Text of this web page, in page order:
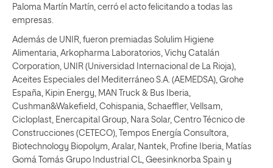
Paloma Martín Martín, cerró el acto felicitando a todas las
empresas.
Además de UNIR, fueron premiadas Solulim Higiene
Alimentaria, Arkopharma Laboratorios, Vichy Catalán
Corporation, UNIR (Universidad Internacional de La Rioja),
Aceites Especiales del Mediterráneo S.A. (AEMEDSA), Grohe
España, Kipin Energy, MAN Truck & Bus Iberia,
Cushman&Wakefield, Cohispania, Schaeffler, Vellsam,
Cicloplast, Enercapital Group, Nara Solar, Centro Técnico de
Construcciones (CETECO), Tempos Energía Consultora,
Biotechnology Biopolym, Aralar, Nantek, Profine Iberia, Matías
Gomá Tomás Grupo Industrial CL, Geesinknorba Spain y